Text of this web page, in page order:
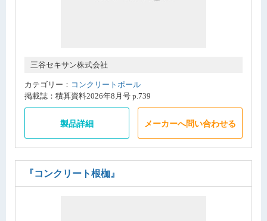
三谷セキサン株式会社
カテゴリー： コンクリートポール
掲載誌：積算資料2026年8月号 p.739
製品詳細 メーカーへ問い合わせる
『コンクリート根枷』